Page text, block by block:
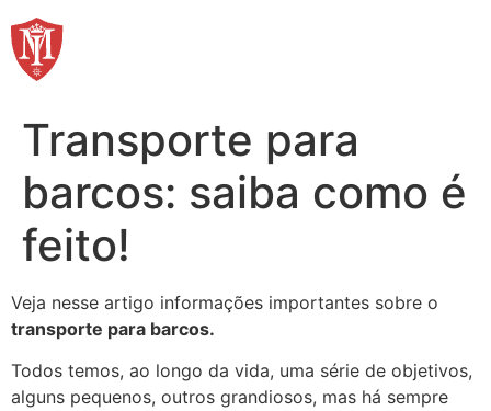
para
Transporte para
barcos: saiba como é
feito!
Veja nesse artigo informações importantes sobre o
transporte para barcos.
Todos temos, ao longo da vida, uma série de objetivos,
alguns pequenos, outros grandiosos, mas há sempre